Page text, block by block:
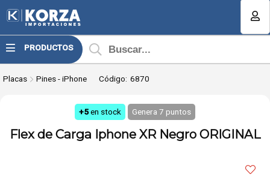
Compartir por email
PRODUCTOS ¿Tienes cupón de descuento?
Placas Pines - iPhone Código: 6870
+5 en stock Genera 7 puntos
Flex de Carga Iphone XR Negro ORIGINAL